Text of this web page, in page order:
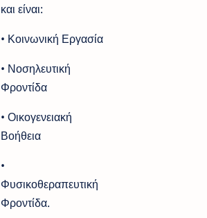
και είναι:
• Κοινωνική Εργασία
• Νοσηλευτική
Φροντίδα
• Οικογενειακή
Βοήθεια
•
Φυσικοθεραπευτική
Φροντίδα.